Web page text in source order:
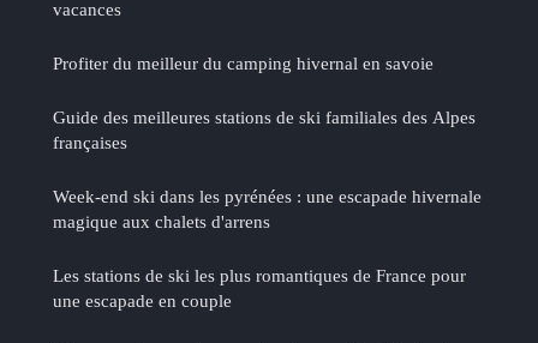
vacances
Profiter du meilleur du camping hivernal en savoie
Guide des meilleures stations de ski familiales des Alpes
françaises
Week-end ski dans les pyrénées : une escapade hivernale
magique aux chalets d'arrens
Les stations de ski les plus romantiques de France pour
une escapade en couple